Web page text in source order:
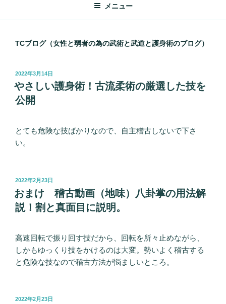
メニュー
TCブログ（女性と弱者の為の武術と武道と護身術のブログ）
投
稿
日:
2022年3月14日
やさしい護身術！古流柔術の厳選した技を
公開
とても危険な技ばかりなので、自主稽古しないで下さ
い。
投
稿
日:
2022年2月23日
おまけ 稽古動画（地味）八卦掌の用法解
説！割と真面目に説明。
高速回転で振り回す技だから、回転を所々止めながら、
しかもゆっくり技をかけるのは大変。勢いよく稽古する
と危険な技なので稽古方法が悩ましいところ。
投
2022年2月23日